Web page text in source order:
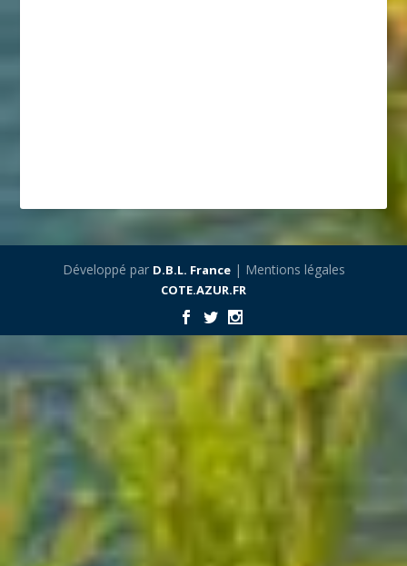
Développé par D.B.L. France| Mentions légales
COTE.AZUR.FR